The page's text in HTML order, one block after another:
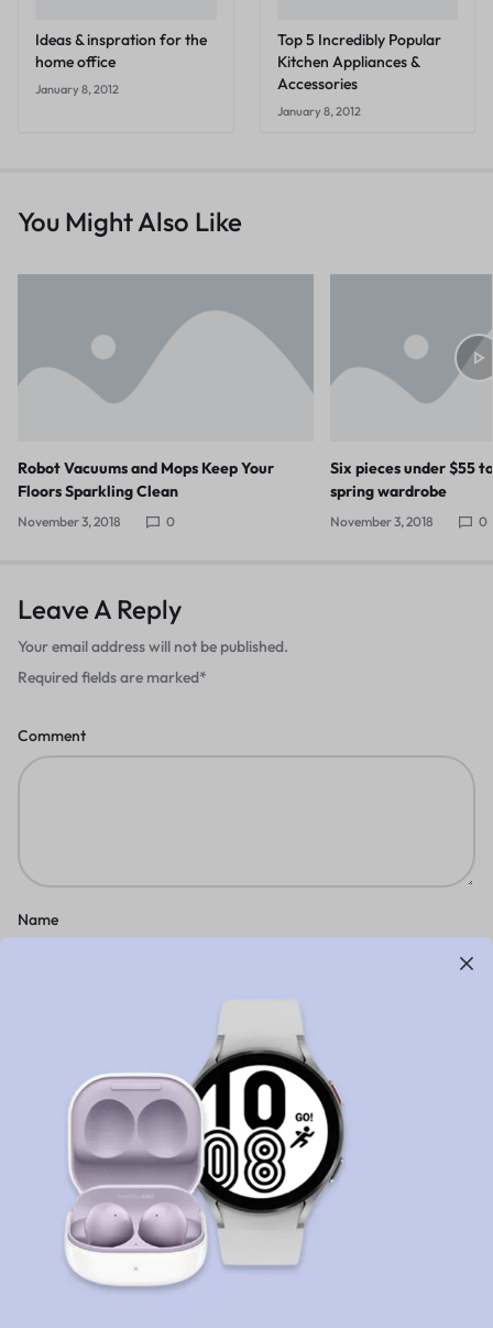
Ideas & inspration for the
home office
January 8, 2012
Top 5 Incredibly Popular
Kitchen Appliances &
Accessories
January 8, 2012
You Might Also Like
Robot Vacuums and Mops Keep Your
Floors Sparkling Clean
November 3, 2018 0
Six pieces under $55
spring wardrobe
November 3, 2018 0
Leave A Reply
Your email address will not be published.
Required fields are marked*
Comment
Name